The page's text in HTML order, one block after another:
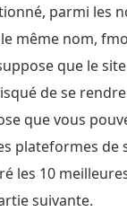
parmi les
même nom,
que le
de se
que vous
plateformes de
les 10
suivante.